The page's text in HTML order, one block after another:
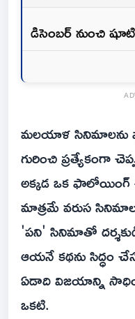
డిసెంబర్ నుంచి
మలయాళ సినిమాలను
గురించి ప్రత్యేకంగా
అక్కడ ఒక ఫాలోయింగ్
మాత్రమే వరుస
'పని' సినిమాతో
ఆయనే కథను సిద్ధం
ఏడాది విజయాన్ని
ఒకటి.